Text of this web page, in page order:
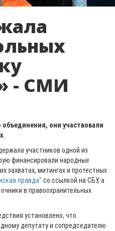
- СМИ
они участвовали
участников одной из
финансировали народные
захватах, митингах и протестных
правда" со ссылкой на СБУ, а
в правоохранительных
установлено, что
депутату и сопредседателю